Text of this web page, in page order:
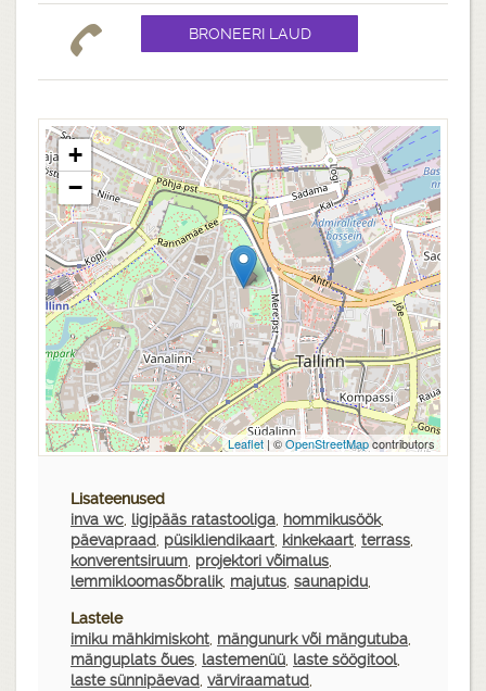
+
−
Leaflet | ©OpenStreetMapcontributors
Lisateenused
inva wc, ligipääs ratastooliga, hommikusöök,
päevapraad, püsikliendikaart, kinkekaart, terrass,
konverentsiruum, projektori võimalus,
lemmikloomasõbralik, majutus, saunapidu,
Lastele
imiku mähkimiskoht, mängunurk või mängutuba,
mänguplats õues, lastemenüü, laste söögitool,
laste sünnipäevad, värviraamatud,